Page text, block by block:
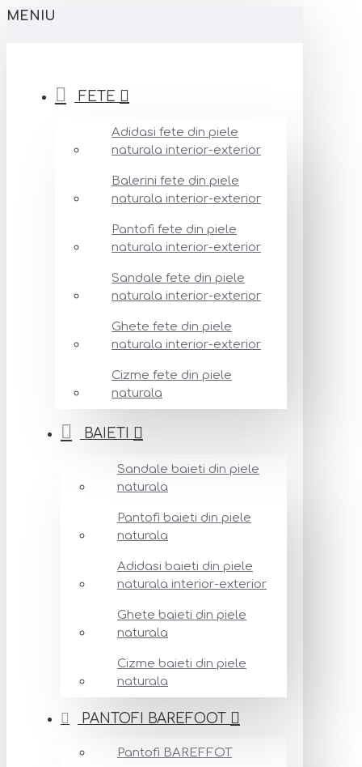
MENIU
FETE
Adidasi fete din piele
naturala interior-exterior
Balerini fete din piele
naturala interior-exterior
Pantofi fete din piele
naturala interior-exterior
Sandale fete din piele
naturala interior-exterior
Ghete fete din piele
naturala interior-exterior
Cizme fete din piele
naturala
BAIETI
Sandale baieti din piele
naturala
Pantofi baieti din piele
naturala
Adidasi baieti din piele
naturala interior-exterior
Ghete baieti din piele
naturala
Cizme baieti din piele
naturala
PANTOFI BAREFOOT
Pantofi BAREFFOT